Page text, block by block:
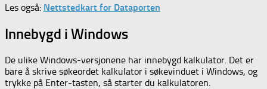
Les også: Nettstedkart for Dataporten
Innebygd i Windows
De ulike Windows-versjonene har innebygd kalkulator. Det er
bare å skrive søkeordet kalkulator i søkevinduet i Windows, og
trykke på Enter-tasten, så starter du kalkulatoren.